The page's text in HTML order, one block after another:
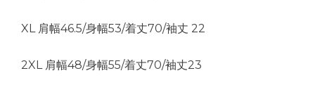
XL 肩幅46.5/身幅53/着丈70/袖丈 22
2XL 肩幅48/身幅55/着丈70/袖丈23